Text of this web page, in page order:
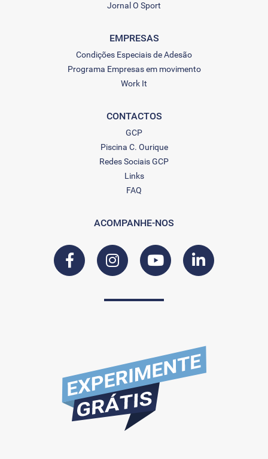
Jornal O Sport
EMPRESAS
Condições Especiais de Adesão
Programa Empresas em movimento
Work It
CONTACTOS
GCP
Piscina C. Ourique
Redes Sociais GCP
Links
FAQ
ACOMPANHE-NOS